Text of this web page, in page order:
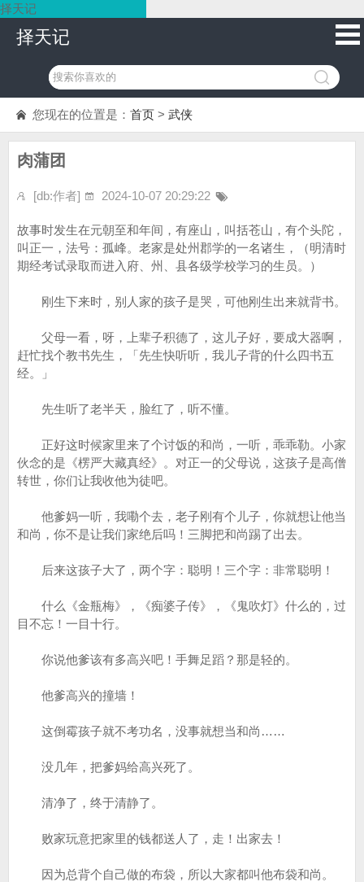
择天记
择天记
您现在的位置是： 首页 > 武侠
肉蒲团
[db:作者] 2024-10-07 20:29:22
故事时发生在元朝至和年间，有座山，叫括苍山，有个头陀，
叫正一，法号：孤峰。老家是处州郡学的一名诸生，（明清时
期经考试录取而进入府、州、县各级学校学习的生员。）
刚生下来时，别人家的孩子是哭，可他刚生出来就背书。
父母一看，呀，上辈子积德了，这儿子好，要成大器啊，
赶忙找个教书先生，「先生快听听，我儿子背的什么四书五
经。」
先生听了老半天，脸红了，听不懂。
正好这时候家里来了个讨饭的和尚，一听，乖乖勒。小家
伙念的是《楞严大藏真经》。对正一的父母说，这孩子是高僧
转世，你们让我收他为徒吧。
他爹妈一听，我嘞个去，老子刚有个儿子，你就想让他当
和尚，你不是让我们家绝后吗！三脚把和尚踢了出去。
后来这孩子大了，两个字：聪明！三个字：非常聪明！
什么《金瓶梅》，《痴婆子传》，《鬼吹灯》什么的，过
目不忘！一目十行。
你说他爹该有多高兴吧！手舞足蹈？那是轻的。
他爹高兴的撞墙！
这倒霉孩子就不考功名，没事就想当和尚……
没几年，把爹妈给高兴死了。
清净了，终于清静了。
败家玩意把家里的钱都送人了，走！出家去！
因为总背个自己做的布袋，所以大家都叫他布袋和尚。